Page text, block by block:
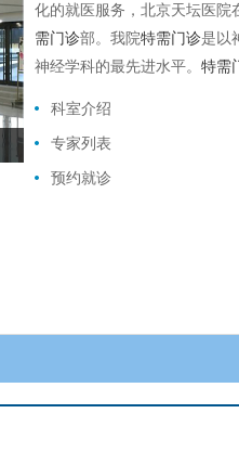
化的就医服务，北京天坛医院
需门诊部。我院特需门诊是以
神经学科的最先进水平。 特需
科室介绍
专家列表
预约就诊